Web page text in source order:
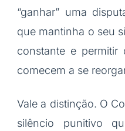
“ganhar” uma
que mantinha o seu
constante e
comecem a se
Vale a distinção. O
silêncio punitivo